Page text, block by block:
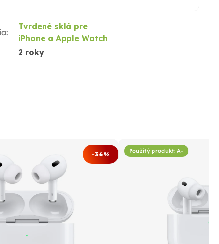
:
Tvrdené sklá pre
iPhone a Apple Watch
2 roky
-36% Použitý produkt: A-